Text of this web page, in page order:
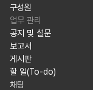
구성원
업무 관리
공지 및 설문
보고서
게시판
할 일(To-do)
채팅